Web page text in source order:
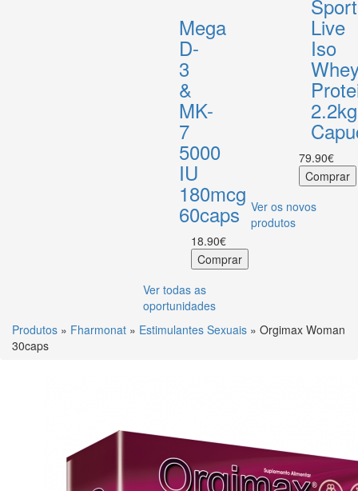
Mega
D-
3
&
MK-
7
5000
IU
180mcg
60caps
18.90€
Ver todas as
oportunidades
Sport
Live
Iso
2.2kg
79.90€
Ver os novos
produtos
Produtos » Fharmonat » Estimulantes Sexuais » Orgimax Woman
30caps